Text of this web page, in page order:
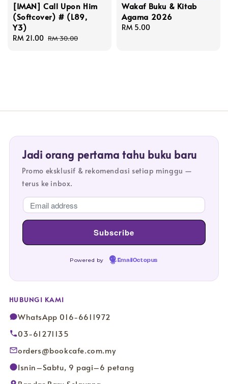
[IMAN] Call Upon Him
(Softcover) # (L89,
Y3)
Sale
RM 21.00 Regular
RM 30.00
Wakaf Buku & Kitab
Agama 2026
Regular
RM 5.00
Jadi orang pertama tahu buku baru
Promo eksklusif & rekomendasi setiap minggu —
terus ke inbox.
Powered by EmailOctopus
HUBUNGI KAMI
WhatsApp 016-6611972
03-61271135
orders@bookcafe.com.my
Isnin–Sabtu, 9 pagi–6 petang